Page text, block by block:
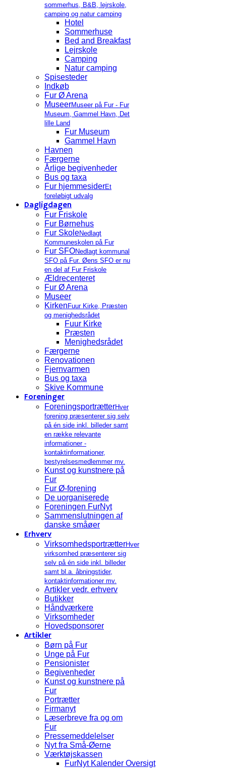
sommerhus, B&B, lejrskole,
camping og natur camping
Hotel
Sommerhuse
Bed and Breakfast
Lejrskole
Camping
Natur camping
Spisesteder
Indkøb
Fur Ø Arena
MuseerMuseer på Fur - Fur
Museum, Gammel Havn, Det
lille Land
Fur Museum
Gammel Havn
Havnen
Færgerne
Årlige begivenheder
Bus og taxa
Fur hjemmesiderEt
foreløbigt udvalg
Dagligdagen
Fur Friskole
Fur Børnehus
Fur SkoleNedlagt
Kommuneskolen på Fur
Fur SFONedlagt kommunal
SFO på Fur. Øens SFO er nu
en del af Fur Friskole
Ældrecenteret
Fur Ø Arena
Museer
Kirken Fuur Kirke, Præsten
og menighedsrådet
Fuur Kirke
Præsten
Menighedsrådet
Færgerne
Renovationen
Fjernvarmen
Bus og taxa
Skive Kommune
Foreninger
ForeningsportrætterHver
forening præsenterer sig selv
på én side inkl. billeder samt
en række relevante
informationer -
kontaktinformationer,
bestyrelsesmedlemmer mv.
Kunst og kunstnere på
Fur
Fur Ø-forening
De uorganiserede
Foreningen FurNyt
Sammenslutningen af
danske småøer
Erhverv
VirksomhedsportrætterHver
virksomhed præsenterer sig
selv på én side inkl. billeder
samt bl.a. åbningstider,
kontaktinformationer mv.
Artikler vedr. erhverv
Butikker
Håndværkere
Virksomheder
Hovedsponsorer
Artikler
Børn på Fur
Unge på Fur
Pensionister
Begivenheder
Kunst og kunstnere på
Fur
Portrætter
Firmanyt
Læserbreve fra og om
Fur
Pressemeddelelser
Nyt fra Små-Øerne
Værktøjskassen
FurNyt Kalender Oversigt